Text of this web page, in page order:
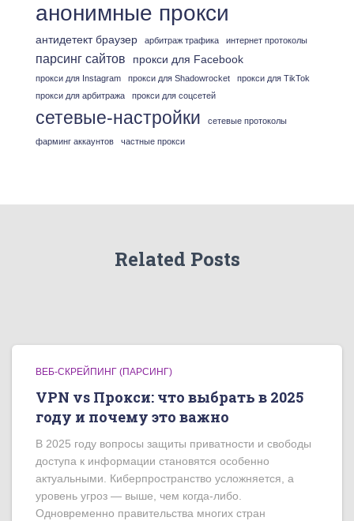
анонимные прокси
антидетект браузер арбитраж трафика интернет протоколы
парсинг сайтов прокси для Facebook
прокси для Instagram прокси для Shadowrocket
прокси для TikTok
прокси для арбитража
прокси для соцсетей
сетевые-настройки сетевые протоколы
фарминг аккаунтов частные прокси
Related Posts
ВЕБ-СКРЕЙПИНГ (ПАРСИНГ)
VPN vs Прокси: что выбрать в 2025
году и почему это важно
В 2025 году вопросы защиты приватности и свободы
доступа к информации становятся особенно
актуальными. Киберпространство усложняется, а
уровень угроз — выше, чем когда-либо.
Одновременно правительства многих стран